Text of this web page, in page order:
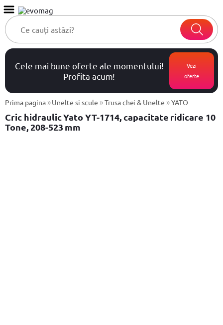
Cele mai bune oferte ale momentului!
Profita acum!
Vezi
oferte
Prima pagina »Unelte si scule »Trusa chei & Unelte »YATO
Cric hidraulic Yato YT-1714, capacitate ridicare 10
Tone, 208-523 mm